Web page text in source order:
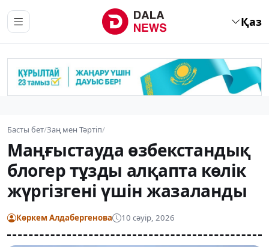
Қаз
Басты бет/Заң мен Тәртіп/
Маңғыстауда өзбекстандық
блогер тұзды алқапта көлік
жүргізгені үшін жазаланды
Көркем Алдабергенова 10 сәуір, 2026